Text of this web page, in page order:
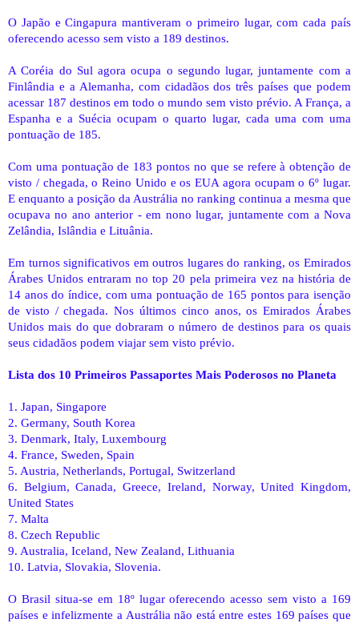
O Japão e Cingapura mantiveram o primeiro lugar, com cada país
oferecendo acesso sem visto a 189 destinos.
A Coréia do Sul agora ocupa o segundo lugar, juntamente com a
Finlândia e a Alemanha, com cidadãos dos três países que podem
acessar 187 destinos em todo o mundo sem visto prévio. A França, a
Espanha e a Suécia ocupam o quarto lugar, cada uma com uma
pontuação de 185.
Com uma pontuação de 183 pontos no que se refere à obtenção de
visto / chegada, o Reino Unido e os EUA agora ocupam o 6º lugar.
E enquanto a posição da Austrália no ranking continua a mesma que
ocupava no ano anterior - em nono lugar, juntamente com a Nova
Zelândia, Islândia e Lituânia.
Em turnos significativos em outros lugares do ranking, os Emirados
Árabes Unidos entraram no top 20 pela primeira vez na história de
14 anos do índice, com uma pontuação de 165 pontos para isenção
de visto / chegada. Nos últimos cinco anos, os Emirados Árabes
Unidos mais do que dobraram o número de destinos para os quais
seus cidadãos podem viajar sem visto prévio.
Lista dos 10 Primeiros Passaportes Mais Poderosos no Planeta
1. Japan, Singapore
2. Germany, South Korea
3. Denmark, Italy, Luxembourg
4. France, Sweden, Spain
5. Austria, Netherlands, Portugal, Switzerland
6. Belgium, Canada, Greece, Ireland, Norway, United Kingdom,
United States
7. Malta
8. Czech Republic
9. Australia, Iceland, New Zealand, Lithuania
10. Latvia, Slovakia, Slovenia.
O Brasil situa-se em 18º lugar oferecendo acesso sem visto a 169
países e infelizmente a Austrália não está entre estes 169 países que